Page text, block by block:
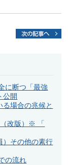
に断つ「最強
公開
場合の兆候と
（改版）※ 「
）その他の素行
の流れ